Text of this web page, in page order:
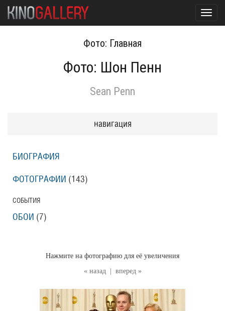
Фото: Главная
Фото: Шон Пенн
Sean Penn
« назад вперед »
Нажмите на фотографию для её увеличения
навигация
БИОГРАФИЯ
ФОТОГРАФИИ (143)
СОБЫТИЯ
ОБОИ (7)